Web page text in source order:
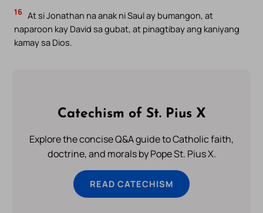
16 At si Jonathan na anak ni Saul ay bumangon, at
naparoon kay David sa gubat, at pinagtibay ang kaniyang
kamay sa Dios.
Catechism of St. Pius X
Explore the concise Q&A guide to Catholic faith,
doctrine, and morals by Pope St. Pius X.
READ CATECHISM